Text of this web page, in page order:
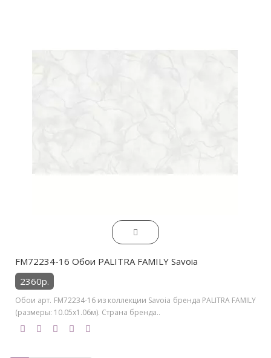
FM72234-16 Обои PALITRA FAMILY Savoia
2360р.
Обои арт. FM72234-16 из коллекции Savoia бренда PALITRA FAMILY
(размеры: 10.05х1.06м). Страна бренда..